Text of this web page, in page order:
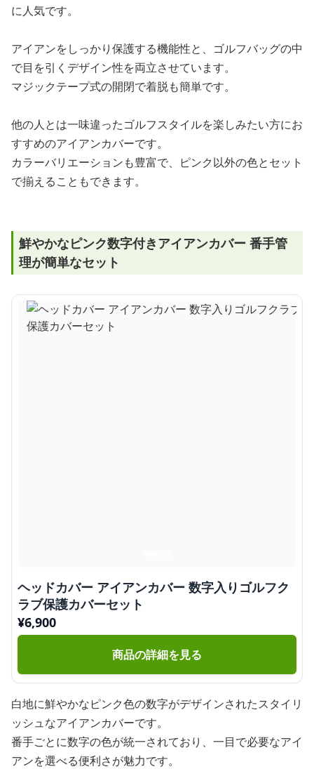
に人気です。
アイアンをしっかり保護する機能性と、ゴルフバッグの中
で目を引くデザイン性を両立させています。
マジックテープ式の開閉で着脱も簡単です。
他の人とは一味違ったゴルフスタイルを楽しみたい方にお
すすめのアイアンカバーです。
カラーバリエーションも豊富で、ピンク以外の色とセット
で揃えることもできます。
鮮やかなピンク数字付きアイアンカバー 番手管
理が簡単なセット
ヘッドカバー アイアンカバー 数字入りゴルフク
ラブ保護カバーセット
¥6,900
商品の詳細を見る
白地に鮮やかなピンク色の数字がデザインされたスタイリ
ッシュなアイアンカバーです。
番手ごとに数字の色が統一されており、一目で必要なアイ
アンを選べる便利さが魅力です。